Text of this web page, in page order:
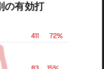
の有効打
72%
411